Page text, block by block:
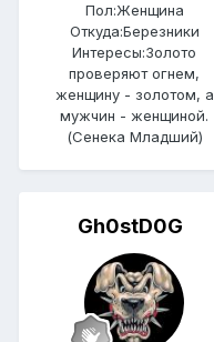
Пол:Женщина
Откуда:Березники
Интересы:Золото
проверяют огнем,
женщину - золотом, а
мужчин - женщиной.
(Сенека Младший)
Gh0stD0G